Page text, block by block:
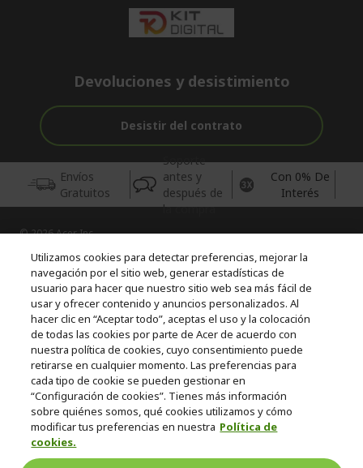
Devoluciones y desistimiento
Desistir del contrato
Envíos
Gratuitos
Soporte
antes y
después de
la compra
Con 0% De
Interés
© 2026 Acer Inc.
CPYou BV es el vendedor y distribuidor autorizado de los
productos y servicios ofrecidos en esta tienda.
Incluida la aportación para la gestión de RAEES, según RD.
110/2015, inscrita en el RII-AEE Nº 7573; de pilas y baterías, según
RD. 106/2008, inscrita en el RII-PYA Nº 2180. Adherida a los
sistemas integrales de gestión de ecopilas y ecoembes.
España
Utilizamos cookies para detectar preferencias, mejorar la
navegación por el sitio web, generar estadísticas de
usuario para hacer que nuestro sitio web sea más fácil de
usar y ofrecer contenido y anuncios personalizados. Al
hacer clic en “Aceptar todo”, aceptas el uso y la colocación
de todas las cookies por parte de Acer de acuerdo con
nuestra política de cookies, cuyo consentimiento puede
retirarse en cualquier momento. Las preferencias para
cada tipo de cookie se pueden gestionar en
“Configuración de cookies”. Tienes más información
sobre quiénes somos, qué cookies utilizamos y cómo
modificar tus preferencias en nuestra Política de
cookies.